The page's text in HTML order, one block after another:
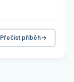
Přečíst příběh